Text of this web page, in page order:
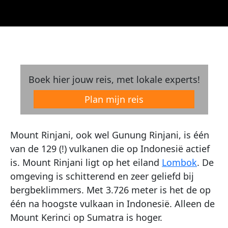
Boek hier jouw reis, met lokale experts!
Plan mijn reis
Mount Rinjani, ook wel Gunung Rinjani, is één
van de 129 (!) vulkanen die op Indonesië actief
is. Mount Rinjani ligt op het eiland Lombok. De
omgeving is schitterend en zeer geliefd bij
bergbeklimmers. Met 3.726 meter is het de op
één na hoogste vulkaan in Indonesië. Alleen de
Mount Kerinci op Sumatra is hoger.